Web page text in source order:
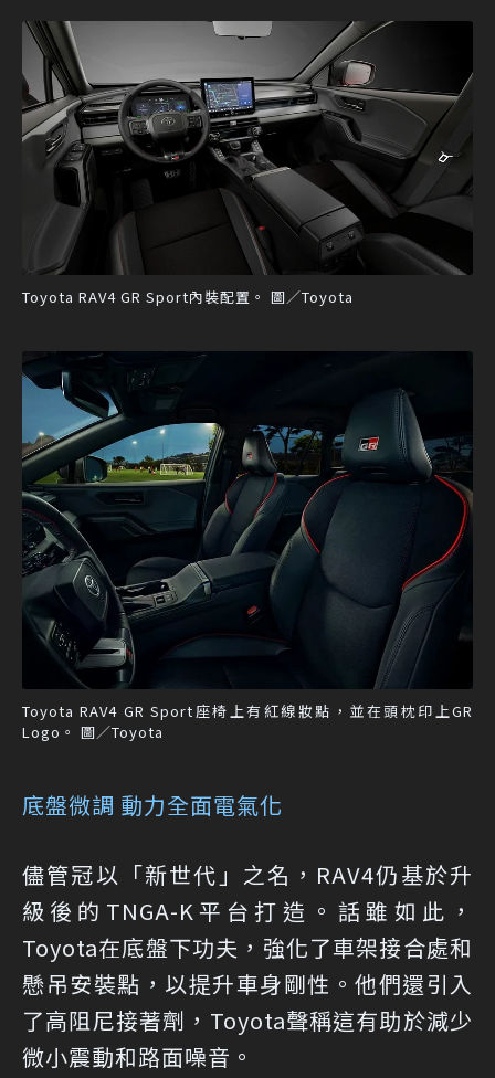
Toyota RAV4 GR Sport內裝配置。 圖／Toyota
Toyota RAV4 GR Sport座椅上有紅線妝點，並在頭枕印上GR
Logo。 圖／Toyota
底盤微調 動力全面電氣化
儘管冠以「新世代」之名，RAV4仍基於升
級後的TNGA-K平台打造。話雖如此，
Toyota在底盤下功夫，強化了車架接合處和
懸吊安裝點，以提升車身剛性。他們還引入
了高阻尼接著劑，Toyota聲稱這有助於減少
微小震動和路面噪音。